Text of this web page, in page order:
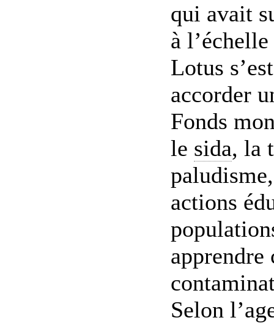
qui avait
à
Lotus
accorder
Fonds
le sida, la
actions
apprendre
Selon